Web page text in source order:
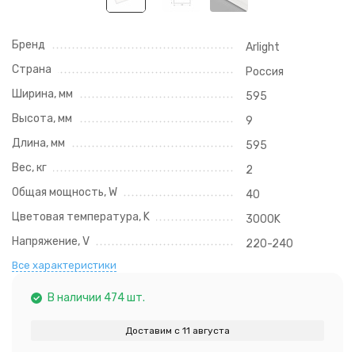
Бренд
Arlight
Страна
Россия
Ширина, мм
595
Высота, мм
9
Длина, мм
595
Вес, кг
2
Общая мощность, W
40
Цветовая температура, K
3000K
Напряжение, V
220-240
Все характеристики
В наличии 474 шт.
Доставим с 11 августа